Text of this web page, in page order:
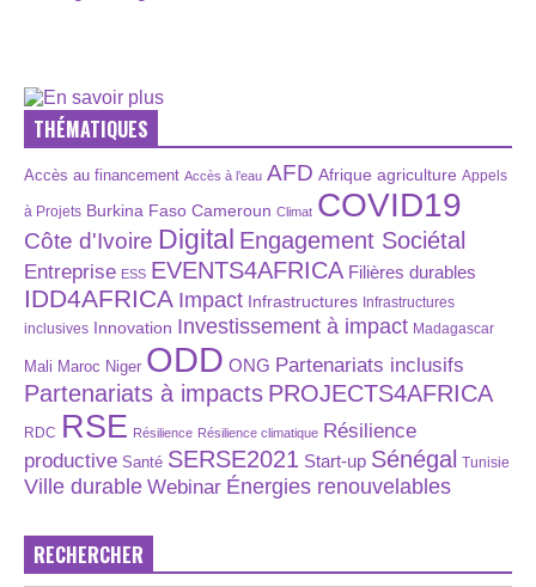
THÉMATIQUES
Accès au financement Accès à l’eau AFD Afrique agriculture Appels
à Projets Burkina Faso Cameroun Climat COVID19
Côte d'Ivoire Digital Engagement Sociétal
Entreprise ESS EVENTS4AFRICA Filières durables
IDD4AFRICA Impact Infrastructures Infrastructures
inclusives Innovation Investissement à impact Madagascar
Mali Maroc Niger ODD ONG Partenariats inclusifs
Partenariats à impacts PROJECTS4AFRICA
RDC RSE Résilience Résilience climatique Résilience
productive Santé SERSE2021 Start-up Sénégal Tunisie
Ville durable Webinar Énergies renouvelables
RECHERCHER